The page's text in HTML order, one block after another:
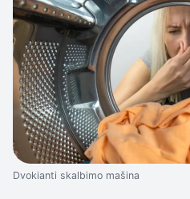
Dvokianti skalbimo mašina